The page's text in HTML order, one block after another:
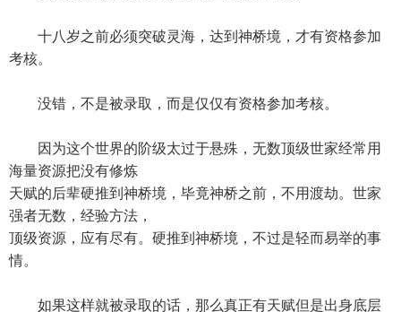
十八岁之前必须突破灵海，达到神桥境，才有资格参加
考核。
没错，不是被录取，而是仅仅有资格参加考核。
因为这个世界的阶级太过于悬殊，无数顶级世家经常用
海量资源把没有修炼
天赋的后辈硬推到神桥境，毕竟神桥之前，不用渡劫。世家
强者无数，经验方法，
顶级资源，应有尽有。硬推到神桥境，不过是轻而易举的事
情。
如果这样就被录取的话，那么真正有天赋但是出身底层